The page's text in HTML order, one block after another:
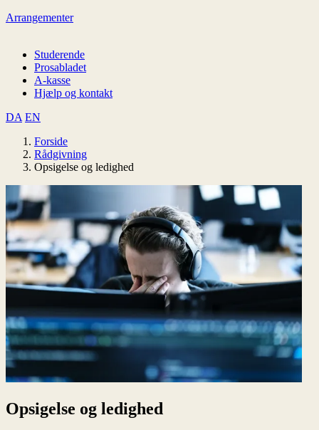
Arrangementer
Studerende
Prosabladet
A-kasse
Hjælp og kontakt
DA EN
Forside
Rådgivning
Opsigelse og ledighed
Opsigelse og ledighed